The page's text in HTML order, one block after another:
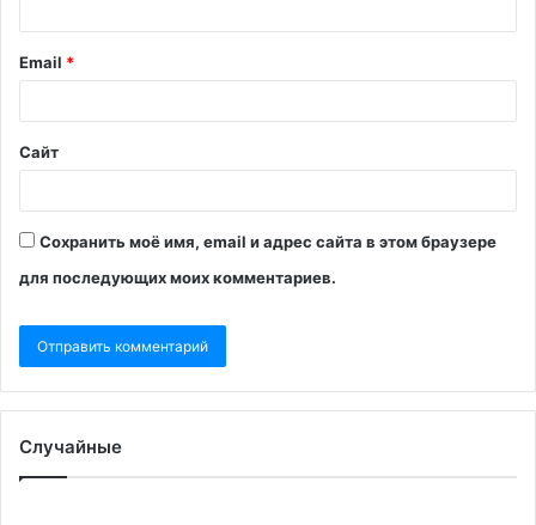
Email *
Сайт
Сохранить моё имя, email и адрес сайта в этом браузере
для последующих моих комментариев.
Случайные